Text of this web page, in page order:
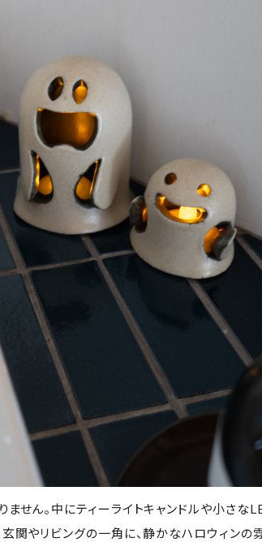
ん。中にティーライトキャンドルや小さな
関やリビングの一角に、静かなハロウィンの